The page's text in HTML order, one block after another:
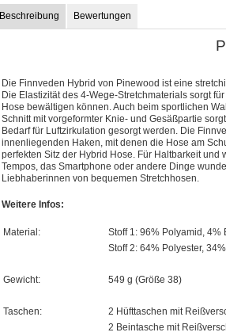
Beschreibung Bewertungen
Die Finnveden Hybrid von Pinewood ist eine
Die Elastizität des 4-Wege-Stretchmaterials sorgt
Hose bewältigen können. Auch beim sportlichen
Schnitt mit vorgeformter Knie- und Gesäßpartie
Bedarf für Luftzirkulation gesorgt werden. Die
innenliegenden Haken, mit denen die Hose am
perfekten Sitz der Hybrid Hose. Für Haltbarkeit
Tempos, das Smartphone oder andere Dinge
Liebhaberinnen von bequemen Stretchhosen.
Weitere Infos:
Material:
Stoff 1: 96% Polyamid, 4%
Stoff 2: 64% Polyester,
Gewicht: 549 g (Größe 38)
Taschen:
2 Hüfttaschen mit
2 Beintasche mit